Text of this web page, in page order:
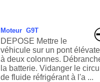
Moteur G9T
DEPOSE Mettre le
véhicule sur un pont
à deux colonnes.
la batterie. Vidanger le
de fluide réfrigérant à l'a ...